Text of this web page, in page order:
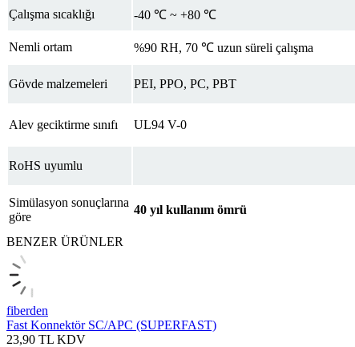
Çalışma sıcaklığı -40 ℃ ~ +80 ℃
Nemli ortam %90 RH, 70 ℃ uzun süreli çalışma
Gövde malzemeleri PEI, PPO, PC, PBT
Alev geciktirme sınıfı UL94 V-0
RoHS uyumlu
Simülasyon sonuçlarına
göre
40 yıl kullanım ömrü
BENZER ÜRÜNLER
fiberden
Fast Konnektör SC/APC (SUPERFAST)
23,90 TL KDV